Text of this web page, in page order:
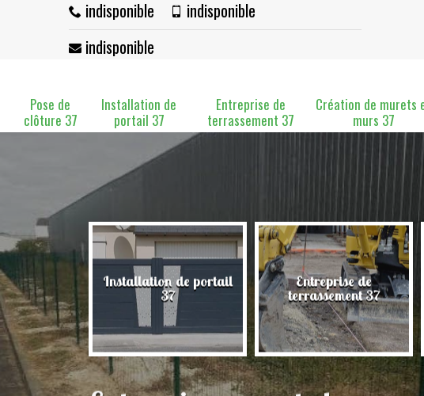
indisponible
indisponible
indisponible
Pose de
clôture 37
Installation de
portail 37
Entreprise de
terrassement 37
Création de murets
murs 37
37 Installation de portail
37
Entreprise de
terrassement 37